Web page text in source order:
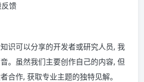
馈
识可以分享的开发者或研究人员, 我
。虽然我们主要创作自己的内容, 但
合作, 获取专业主题的独特见解。